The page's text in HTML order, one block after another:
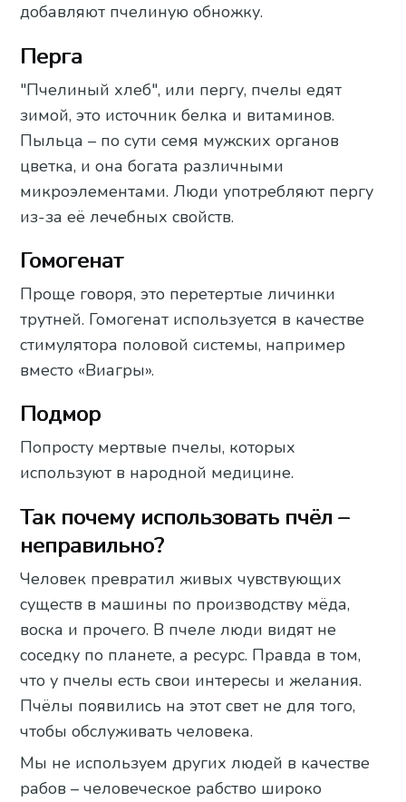
добавляют пчелиную обножку.
Перга
"Пчелиный хлеб", или пергу, пчелы едят
зимой, это источник белка и витаминов.
Пыльца – по сути семя мужских органов
цветка, и она богата различными
микроэлементами. Люди употребляют пергу
из-за её лечебных свойств.
Гомогенат
Проще говоря, это перетертые личинки
трутней. Гомогенат используется в качестве
стимулятора половой системы, например
вместо «Виагры».
Подмор
Попросту мертвые пчелы, которых
используют в народной медицине.
Так почему использовать пчёл –
неправильно?
Человек превратил живых чувствующих
существ в машины по производству мёда,
воска и прочего. В пчеле люди видят не
соседку по планете, а ресурс. Правда в том,
что у пчелы есть свои интересы и желания.
Пчёлы появились на этот свет не для того,
чтобы обслуживать человека.
Мы не используем других людей в качестве
рабов – человеческое рабство широко